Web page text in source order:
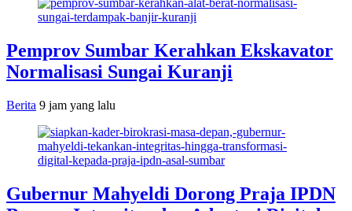
Pemprov Sumbar Kerahkan Ekskavator
Normalisasi Sungai Kuranji
Berita 9 jam yang lalu
Gubernur Mahyeldi Dorong Praja IPDN